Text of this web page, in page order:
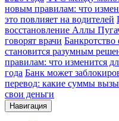
новым правилам: что
это повлияет на водителей
восстановление Аллы
говорят врачи Банкротство
становится разумным
правилам: что изменится
года Банк может
перевод: какие суммы
свои деньги
Навигация